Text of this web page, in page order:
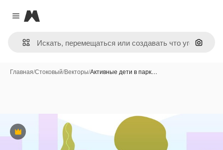
Close menu
Magnific
Поиск
Главная/Стоковый/Векторы/Активные дети в парк…
Премиум